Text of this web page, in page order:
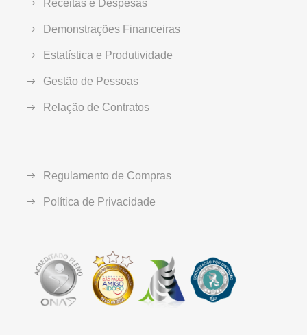
Receitas e Despesas
Demonstrações Financeiras
Estatística e Produtividade
Gestão de Pessoas
Relação de Contratos
Regulamento de Compras
Política de Privacidade